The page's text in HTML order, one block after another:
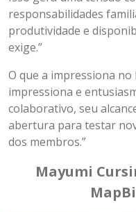
responsabilidades
produtividade e
exige.”
O que a impressiona no
impressiona e
colaborativo, seu
abertura para testar
dos membros.”
Mayumi